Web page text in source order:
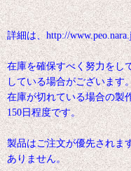
詳細は、http://
在庫を確保すべく努力をし
している場合がございます
在庫が切れている場合の製
150日程度です。
製品はご注文が優先されま
ありません。